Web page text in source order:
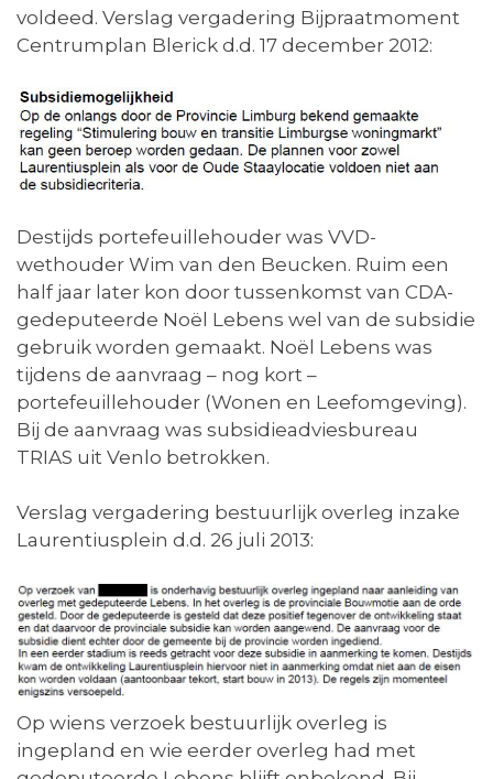
voldeed. Verslag vergadering Bijpraatmoment
Centrumplan Blerick d.d. 17 december 2012:
Destijds portefeuillehouder was VVD-
wethouder Wim van den Beucken. Ruim een
half jaar later kon door tussenkomst van CDA-
gedeputeerde Noël Lebens wel van de subsidie
gebruik worden gemaakt. Noël Lebens was
tijdens de aanvraag – nog kort –
portefeuillehouder (Wonen en Leefomgeving).
Bij de aanvraag was subsidieadviesbureau
TRIAS uit Venlo betrokken.
Verslag vergadering bestuurlijk overleg inzake
Laurentiusplein d.d. 26 juli 2013:
Op wiens verzoek bestuurlijk overleg is
ingepland en wie eerder overleg had met